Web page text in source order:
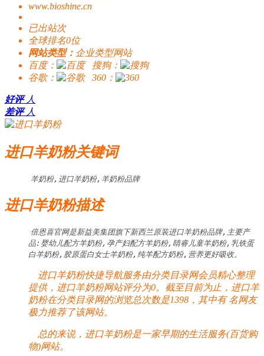
www.bioshine.cn
已出站次
全球排名0位
网站类型： 企业类型网站
百度：
搜狗：
谷歌：
360：
好评 人
差评 人
进口羊奶粉关键词
羊奶粉,进口羊奶粉,羊奶粉品牌
进口羊奶粉描述
倍恩喜官网是新益美集团旗下新西兰原装进口羊奶粉品牌,主要产
品:婴幼儿配方羊奶粉,孕产妇配方羊奶粉,睛睿儿童羊奶粉,乳铁蛋
白羊奶粉,胶原蛋白女士羊奶粉,纯羊配方奶粉,营养更好吸收。
进口羊奶粉快捷导航服务由分类目录网会员精心整理
提供，进口羊奶粉网站评分为0。截至目前为止，进口羊
奶粉在分类目录网的浏览总次数是1398，其中有名网友
极力推荐了该网站。
总的来说，进口羊奶粉是一家早期的生活服务(百货购
物)网站。